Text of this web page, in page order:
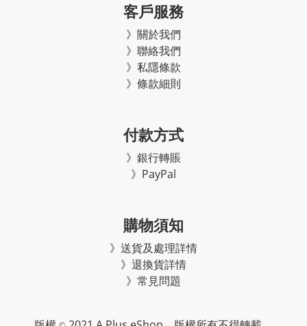
客戶服務
》關於我們
》聯絡我們
》私隱條款
》條款細則
付款方式
》銀行轉賬
》PayPal
購物須知
》 送貨及處理詳情
》 退換貨詳情
》常見問題